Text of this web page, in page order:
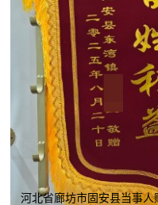
河北省廊坊市固安县当事